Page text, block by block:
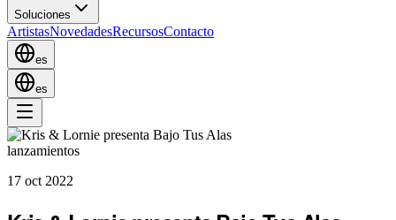
Soluciones
ArtistasNovedadesRecursosContacto
es
es
lanzamientos
17 oct 2022